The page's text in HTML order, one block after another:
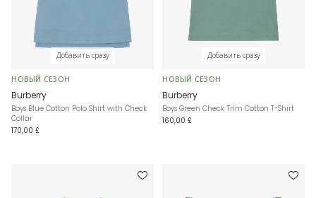
Добавить сразу
НОВЫЙ СЕЗОН
Burberry
Boys Blue Cotton Polo Shirt with Check
Collar
170,00 £
Добавить сразу
НОВЫЙ СЕЗОН
Burberry
Boys Green Check Trim Cotton T-Shirt
160,00 £